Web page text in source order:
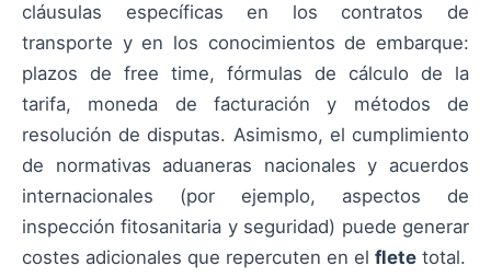
cláusulas específicas en los contratos de
transporte y en los conocimientos de embarque:
plazos de free time, fórmulas de cálculo de la
tarifa, moneda de facturación y métodos de
resolución de disputas. Asimismo, el cumplimiento
de normativas aduaneras nacionales y acuerdos
internacionales (por ejemplo, aspectos de
inspección fitosanitaria y seguridad) puede generar
costes adicionales que repercuten en el flete total.